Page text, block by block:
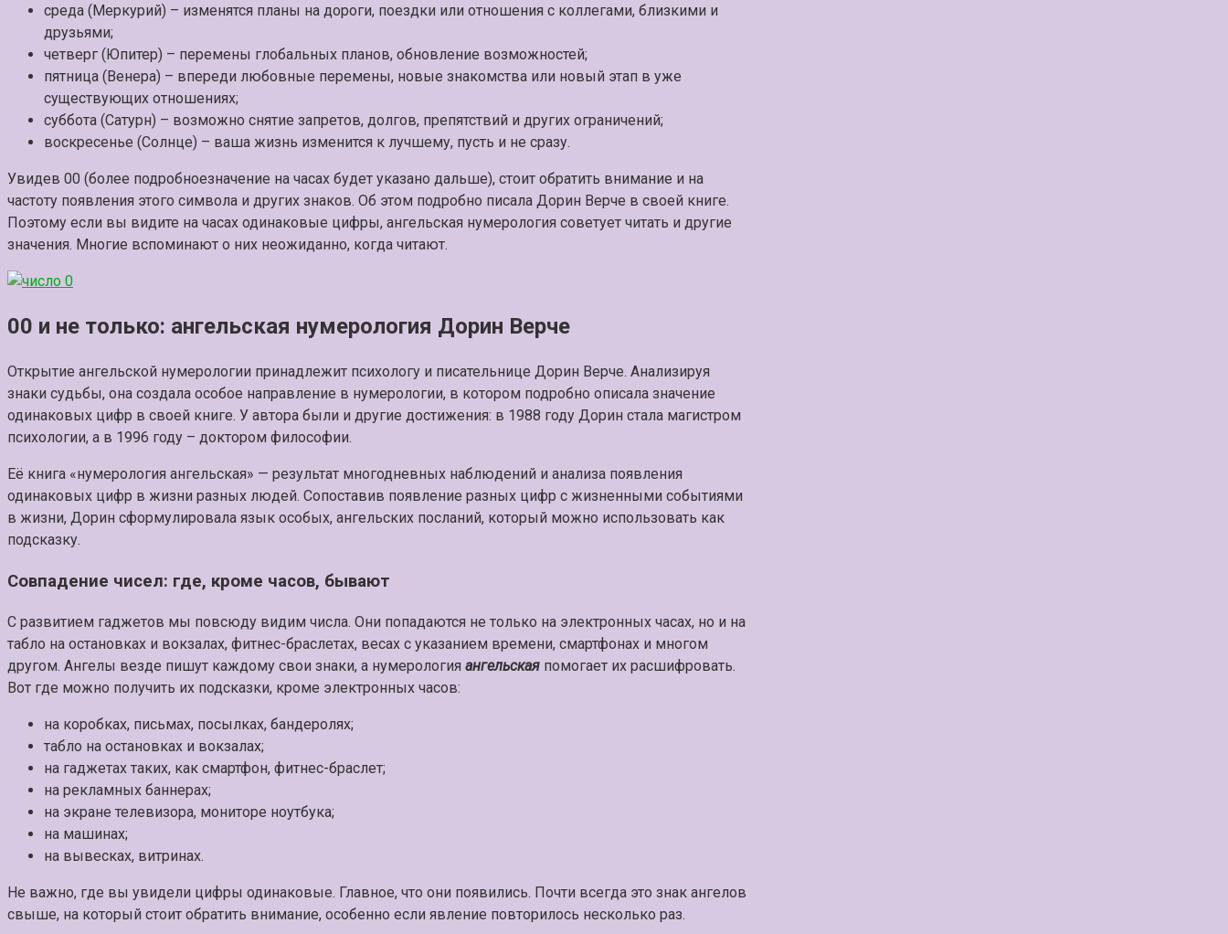
среда (Меркурий) – изменятся планы на дороги, поездки или отношения с коллегами, близкими и
друзьями;
четверг (Юпитер) – перемены глобальных планов, обновление возможностей;
пятница (Венера) – впереди любовные перемены, новые знакомства или новый этап в уже
существующих отношениях;
суббота (Сатурн) – возможно снятие запретов, долгов, препятствий и других ограничений;
воскресенье (Солнце) – ваша жизнь изменится к лучшему, пусть и не сразу.
Увидев 00 (более подробноезначение на часах будет указано дальше), стоит обратить внимание и на
частоту появления этого символа и других знаков. Об этом подробно писала Дорин Верче в своей книге.
Поэтому если вы видите на часах одинаковые цифры, ангельская нумерология советует читать и другие
значения. Многие вспоминают о них неожиданно, когда читают.
00 и не только: ангельская нумерология Дорин Верче
Открытие ангельской нумерологии принадлежит психологу и писательнице Дорин Верче. Анализируя
знаки судьбы, она создала особое направление в нумерологии, в котором подробно описала значение
одинаковых цифр в своей книге. У автора были и другие достижения: в 1988 году Дорин стала магистром
психологии, а в 1996 году – доктором философии.
Её книга «нумерология ангельская» — результат многодневных наблюдений и анализа появления
одинаковых цифр в жизни разных людей. Сопоставив появление разных цифр с жизненными событиями
в жизни, Дорин сформулировала язык особых, ангельских посланий, который можно использовать как
подсказку.
Совпадение чисел: где, кроме часов, бывают
С развитием гаджетов мы повсюду видим числа. Они попадаются не только на электронных часах, но и на
табло на остановках и вокзалах, фитнес-браслетах, весах с указанием времени, смартфонах и многом
другом. Ангелы везде пишут каждому свои знаки, а нумерология ангельская помогает их расшифровать.
Вот где можно получить их подсказки, кроме электронных часов:
на коробках, письмах, посылках, бандеролях;
табло на остановках и вокзалах;
на гаджетах таких, как смартфон, фитнес-браслет;
на рекламных баннерах;
на экране телевизора, мониторе ноутбука;
на машинах;
на вывесках, витринах.
Не важно, где вы увидели цифры одинаковые. Главное, что они появились. Почти всегда это знак ангелов
свыше, на который стоит обратить внимание, особенно если явление повторилось несколько раз.